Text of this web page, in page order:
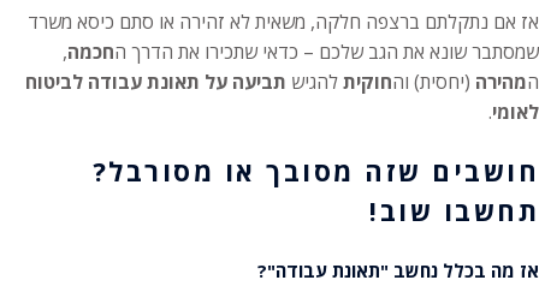
אז אם נתקלתם ברצפה חלקה, משאית לא זהירה או סתם כיסא משרד
שמסתבר שונא את הגב שלכם – כדאי שתכירו את הדרך החכמה,
המהירה (יחסית) והחוקיתלהגיש תביעה על תאונת עבודה לביטוח
לאומי.
חושבים שזה מסובך או מסורבל?
תחשבו שוב!
אז מה בכלל נחשב "תאונת עבודה"?